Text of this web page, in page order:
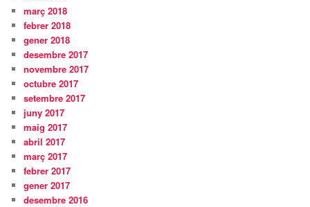
març 2018
febrer 2018
gener 2018
desembre 2017
novembre 2017
octubre 2017
setembre 2017
juny 2017
maig 2017
abril 2017
març 2017
febrer 2017
gener 2017
desembre 2016